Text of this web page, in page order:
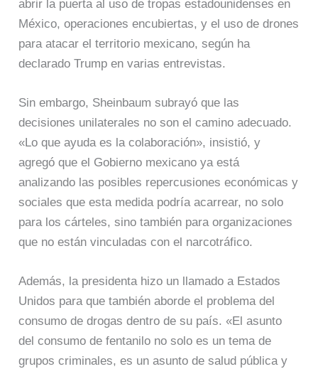
abrir la puerta al uso de tropas estadounidenses en
México, operaciones encubiertas, y el uso de drones
para atacar el territorio mexicano, según ha
declarado Trump en varias entrevistas.
Sin embargo, Sheinbaum subrayó que las
decisiones unilaterales no son el camino adecuado.
«Lo que ayuda es la colaboración», insistió, y
agregó que el Gobierno mexicano ya está
analizando las posibles repercusiones económicas y
sociales que esta medida podría acarrear, no solo
para los cárteles, sino también para organizaciones
que no están vinculadas con el narcotráfico.
Además, la presidenta hizo un llamado a Estados
Unidos para que también aborde el problema del
consumo de drogas dentro de su país. «El asunto
del consumo de fentanilo no solo es un tema de
grupos criminales, es un asunto de salud pública y